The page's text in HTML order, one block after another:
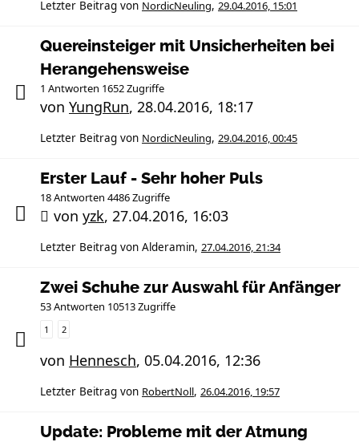
Letzter Beitrag von NordicNeuling, 29.04.2016, 15:01
Quereinsteiger mit Unsicherheiten bei
Herangehensweise
1 Antworten 1652 Zugriffe
von YungRun, 28.04.2016, 18:17
Letzter Beitrag von NordicNeuling, 29.04.2016, 00:45
Erster Lauf - Sehr hoher Puls
18 Antworten 4486 Zugriffe
von yzk, 27.04.2016, 16:03
Letzter Beitrag von Alderamin, 27.04.2016, 21:34
Zwei Schuhe zur Auswahl für Anfänger
53 Antworten 10513 Zugriffe
1 2
von Hennesch, 05.04.2016, 12:36
Letzter Beitrag von RobertNoll, 26.04.2016, 19:57
Update: Probleme mit der Atmung